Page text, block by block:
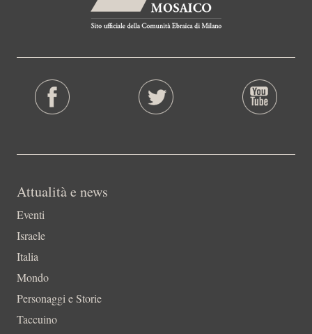
Attualità e news
Eventi
Israele
Italia
Mondo
Personaggi e Storie
Taccuino